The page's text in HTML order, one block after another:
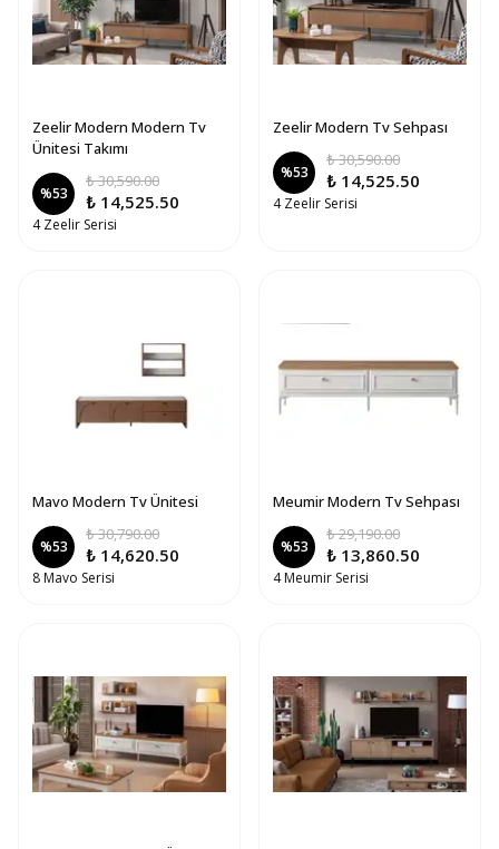
Zeelir Modern Modern Tv
Ünitesi Takımı
%53
₺ 30,590.00
₺ 14,525.50
4 Zeelir Serisi
Zeelir Modern Tv Sehpası
%53
₺ 30,590.00
₺ 14,525.50
4 Zeelir Serisi
Mavo Modern Tv Ünitesi
%53
₺ 30,790.00
₺ 14,620.50
8 Mavo Serisi
Meumir Modern Tv Sehpası
%53
₺ 29,190.00
₺ 13,860.50
4 Meumir Serisi